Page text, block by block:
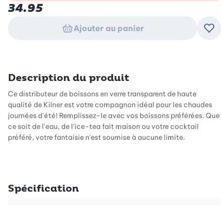
34.95
Ajouter au panier
Description du produit
Ce distributeur de boissons en verre transparent de haute
qualité de Kilner est votre compagnon idéal pour les chaudes
journées d'été! Remplissez-le avec vos boissons préférées. Que
ce soit de l'eau, de l'ice-tea fait maison ou votre cocktail
préféré, votre fantaisie n'est soumise à aucune limite.
couvercle. Grâce au robinet, votre boisson préférée peut se
Spécification